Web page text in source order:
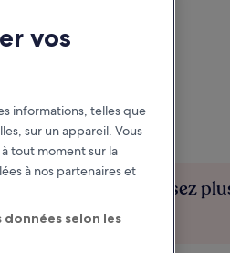
Économisez
membres
vos
informations, telles que
sur un appareil. Vous
tout moment sur la
à nos partenaires et
selon les